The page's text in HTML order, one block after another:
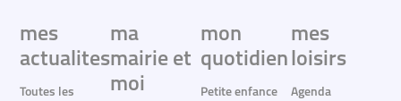
mes
actualites
Toutes les
ma
mairie et
moi
mon
quotidien
Petite enfance
mes
loisirs
Agenda